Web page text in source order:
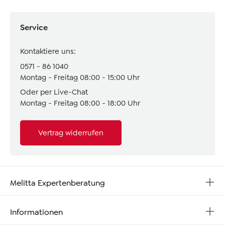
Service
Kontaktiere uns:
0571 - 86 1040
Montag - Freitag 08:00 - 15:00 Uhr
Oder per Live-Chat
Montag - Freitag 08:00 - 18:00 Uhr
Vertrag widerrufen
Melitta Expertenberatung
Informationen